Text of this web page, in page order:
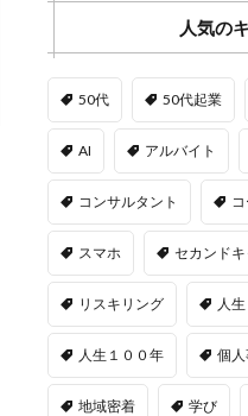
人気の
50代 50代起業
AI アルバイト
コンサルタント
スマホ セカンド
リスキリング 人生
人生１００年 個
地域密着 学び